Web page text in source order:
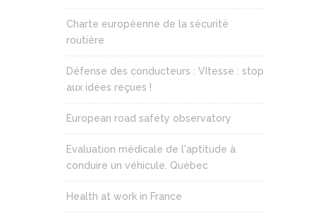
Charte européenne de la sécurité
routière
Défense des conducteurs : VItesse : stop
aux idées reçues !
European road safety observatory
Evaluation médicale de l'aptitude à
conduire un véhicule. Québec
Health at work in France